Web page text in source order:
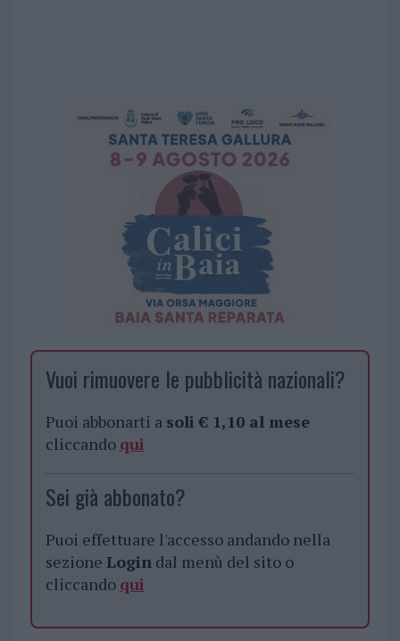
Vuoi rimuovere le pubblicità nazionali?
Puoi abbonarti a soli € 1,10 al mese
cliccando qui
Sei già abbonato?
Puoi effettuare l'accesso andando nella
sezione Logindal menù del sito o
cliccando qui